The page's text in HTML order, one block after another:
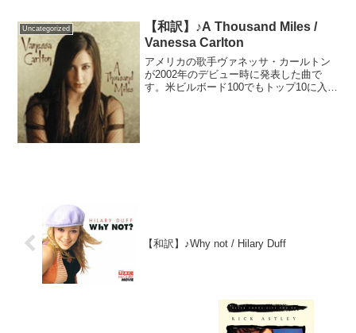
Uncategorized
【和訳】♪A Thousand Miles /
Vanessa Carlton
アメリカの歌手ヴァネッサ・カールトン
が2002年のデビュー時に発表した曲で
す。米ビルボード100でもトップ10に入
【和訳】♪Why not / Hilary Duff